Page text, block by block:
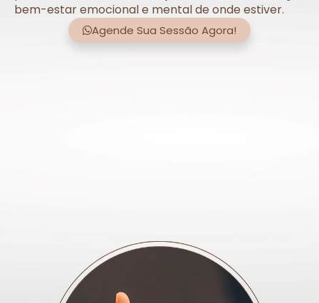
bem-estar emocional e mental de onde estiver.
Agende Sua Sessão Agora!